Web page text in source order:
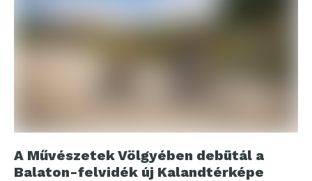
A Művészetek Völgyében debütál a
Balaton-felvidék új Kalandtérképe